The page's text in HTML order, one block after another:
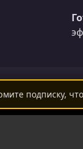
подписку,